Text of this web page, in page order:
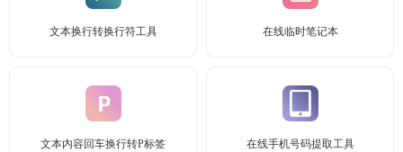
文本换行转换行符工具 在线临时笔记本
文本内容回车换行转P标签 在线手机号码提取工具